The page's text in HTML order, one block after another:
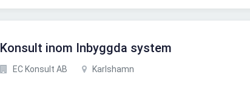
Konsult inom Inbyggda system
EC Konsult AB Karlshamn